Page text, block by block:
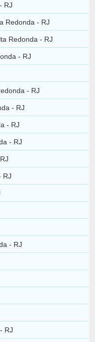
RJ
Redonda - RJ
Redonda - RJ
- RJ
- RJ
- RJ
- RJ
- RJ
RJ
- RJ
RJ